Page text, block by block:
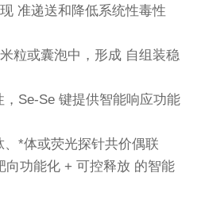
准递送和降低系统性毒性
粒或囊泡中，形成 自组装稳
Se-Se 键提供智能响应功能
*体或荧光探针共价偶联
向功能化 + 可控释放 的智能